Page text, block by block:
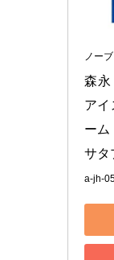
ノー
森
アイ
ーム
サタ
a-jh-